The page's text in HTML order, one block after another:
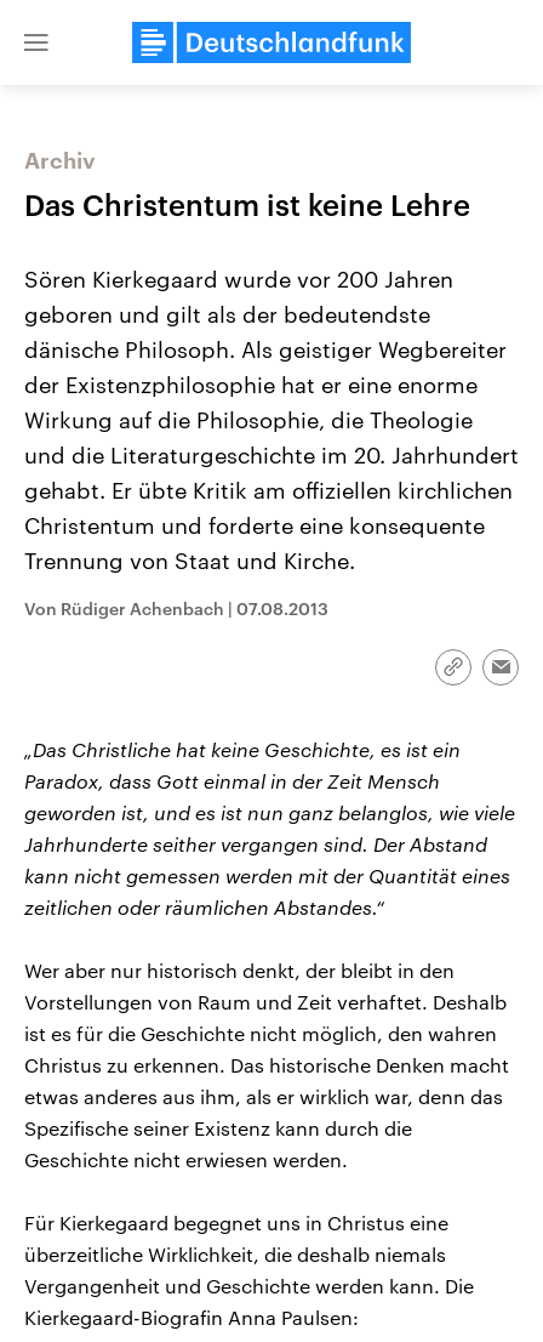
Close
Landtagswahl Sachsen-Anhalt
2026
Alle Informationen
Sachsen-Anhalt wählt am 6.
September 2026 einen neuen
Landtag. Seit 2021 wird das
Bundesland von einer Koalition aus
CDU, SPD und FDP regiert.-
Umfragen, Prognosen,
Wahlprogramme, aktuelle Berichte
und Hintergründe zu den Parteien
USA
Aktuelle Beiträge,
Hintergründe
Wirtschaftlich und
gehören die Vereinigten
den mächtigsten Ländern
mit großem Einfluss auf
aktuelle Weltgeschehen.
Sendungen Programm Podcasts
Archiv
Das Christentum ist keine Lehre
Sören Kierkegaard wurde vor 200 Jahren
geboren und gilt als der bedeutendste
dänische Philosoph. Als geistiger Wegbereiter
der Existenzphilosophie hat er eine enorme
Wirkung auf die Philosophie, die Theologie
und die Literaturgeschichte im 20. Jahrhundert
gehabt. Er übte Kritik am offiziellen kirchlichen
Christentum und forderte eine konsequente
Trennung von Staat und Kirche.
Von Rüdiger Achenbach | 07.08.2013
Link
„Das Christliche hat keine Geschichte, es ist ein
Paradox, dass Gott einmal in der Zeit Mensch
geworden ist, und es ist nun ganz belanglos, wie viele
Jahrhunderte seither vergangen sind. Der Abstand
kann nicht gemessen werden mit der Quantität eines
zeitlichen oder räumlichen Abstandes.“
Wer aber nur historisch denkt, der bleibt in den
Vorstellungen von Raum und Zeit verhaftet. Deshalb
ist es für die Geschichte nicht möglich, den wahren
Christus zu erkennen. Das historische Denken macht
etwas anderes aus ihm, als er wirklich war, denn das
Spezifische seiner Existenz kann durch die
Geschichte nicht erwiesen werden.
Für Kierkegaard begegnet uns in Christus eine
überzeitliche Wirklichkeit, die deshalb niemals
Vergangenheit und Geschichte werden kann. Die
Kierkegaard-Biografin Anna Paulsen: